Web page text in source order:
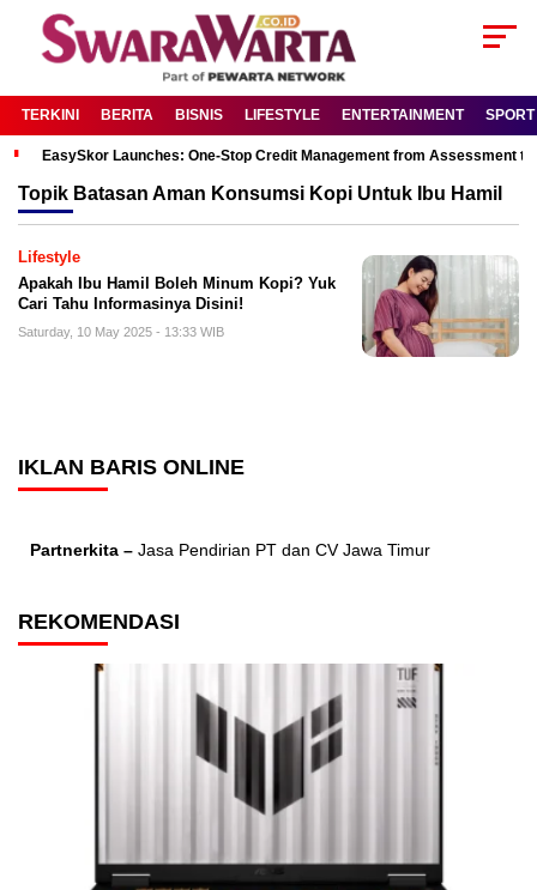
TERKINI BERITA BISNIS LIFESTYLE ENTERTAINMENT SPORT
EasySkor Launches: One-Stop Credit Management from Assessment
Topik Batasan Aman Konsumsi Kopi Untuk Ibu Hamil
Lifestyle
Apakah Ibu Hamil Boleh Minum Kopi? Yuk
Cari Tahu Informasinya Disini!
Saturday, 10 May 2025 - 13:33 WIB
IKLAN BARIS ONLINE
Partnerkita – Jasa Pendirian PT dan CV Jawa Timur
REKOMENDASI